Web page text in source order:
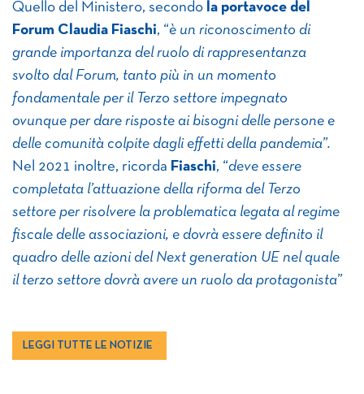
Quello del Ministero, secondo la portavoce del
Forum Claudia Fiaschi, “è un riconoscimento di
grande importanza del ruolo di rappresentanza
svolto dal Forum, tanto più in un momento
fondamentale per il Terzo settore impegnato
ovunque per dare risposte ai bisogni delle persone e
delle comunità colpite dagli effetti della pandemia”.
Nel 2021 inoltre, ricorda Fiaschi, “deve essere
completata l’attuazione della riforma del Terzo
settore per risolvere la problematica legata al regime
fiscale delle associazioni, e dovrà essere definito il
quadro delle azioni del Next generation UE nel quale
il terzo settore dovrà avere un ruolo da protagonista”
LEGGI TUTTE LE NOTIZIE